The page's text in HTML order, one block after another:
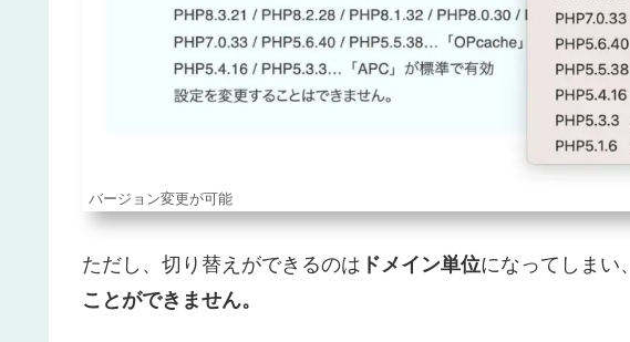
バージョン変更が可能
ただし、切り替えができるのは ドメイン単位になってしまい、
ことができません。